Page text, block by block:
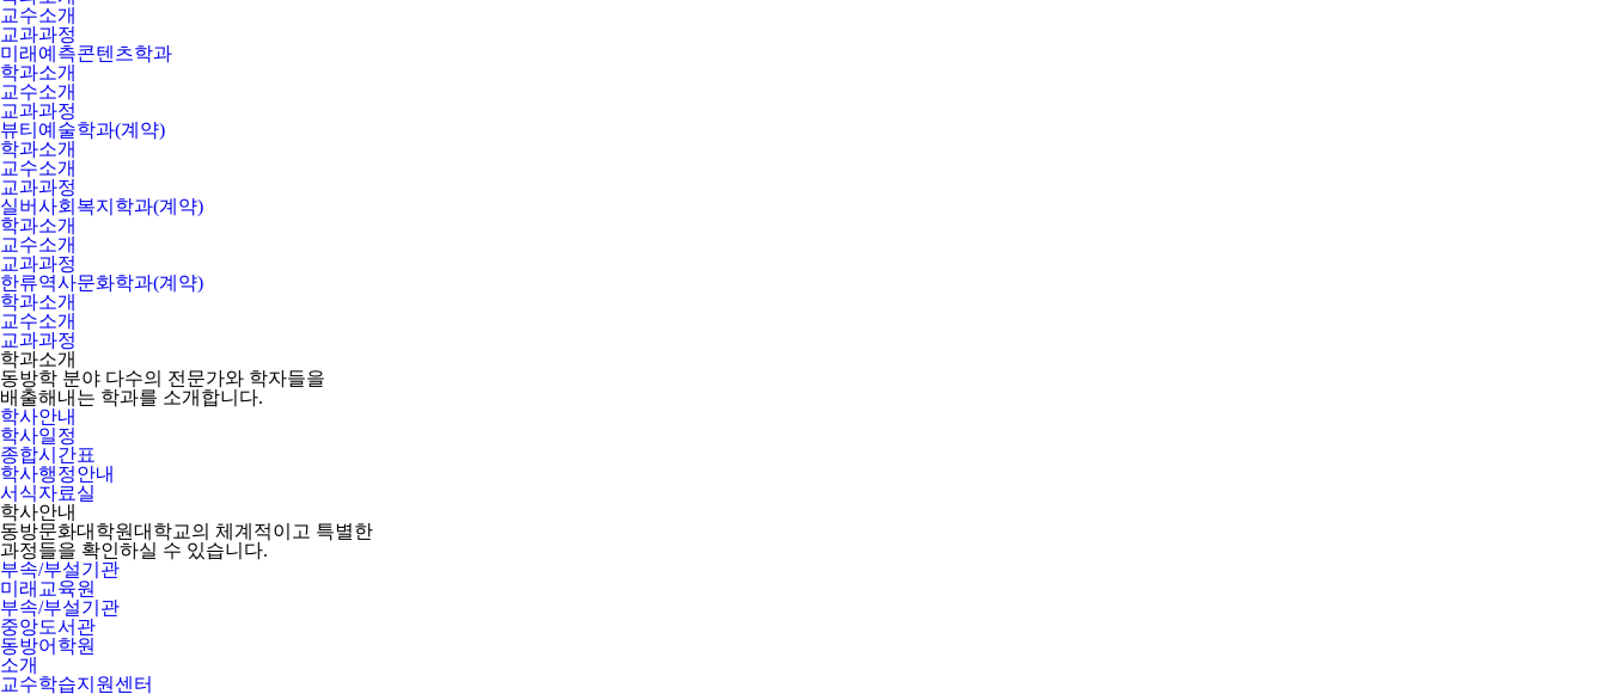
교수소개
교과과정
미래예측콘텐츠학과
학과소개
교수소개
교과과정
뷰티예술학과(계약)
학과소개
교수소개
교과과정
실버사회복지학과(계약)
학과소개
교수소개
교과과정
한류역사문화학과(계약)
학과소개
교수소개
교과과정
학과소개
동방학 분야 다수의 전문가와 학자들을
배출해내는 학과를 소개합니다.
학사안내
학사일정
종합시간표
학사행정안내
서식자료실
학사안내
동방문화대학원대학교의 체계적이고 특별한
과정들을 확인하실 수 있습니다.
부속/부설기관
미래교육원
부속/부설기관
중앙도서관
동방어학원
소개
교수학습지원센터